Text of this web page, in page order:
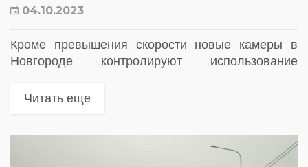
04.10.2023
Кроме превышения скорости новые камеры в
Новгороде контролируют использование
безопасности
Читать еще